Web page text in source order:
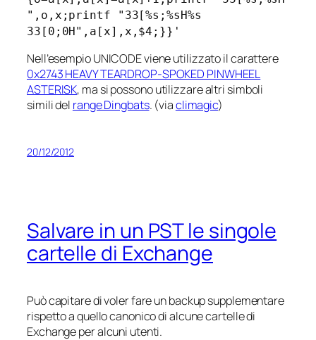
",o,x;printf "33[%s;%sH%s
33[0;0H",a[x],x,$4;}}'
Nell’esempio UNICODE viene utilizzato il carattere
0x2743 HEAVY TEARDROP-SPOKED PINWHEEL
ASTERISK, ma si possono utilizzare altri simboli
simili del range Dingbats. (viaclimagic)
20/12/2012
Salvare in un PST le singole
cartelle di Exchange
Può capitare di voler fare un backup supplementare
rispetto a quello canonico di alcune cartelle di
Exchange per alcuni utenti.